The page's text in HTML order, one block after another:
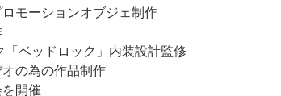
モーションオブジェ制作
ベッドロック」内装設計監修
の為の作品制作
開催